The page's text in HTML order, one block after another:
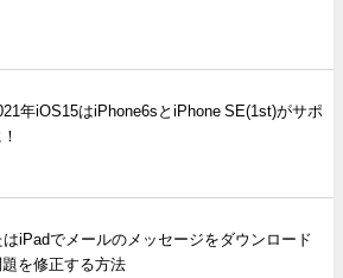
年iOS15はiPhone6sとiPhone SE(1st)がサポ
iPadでメールのメッセージをダウンロード
を修正する方法